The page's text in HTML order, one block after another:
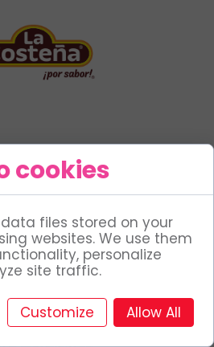
cookies
files stored on your
websites. We use them
personalize
site traffic.
Customize Allow All